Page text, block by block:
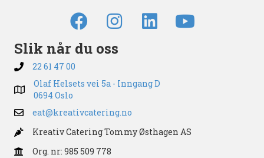
Slik når du oss
22 61 47 00
Olaf Helsets vei 5a - Inngang D
0694 Oslo
eat@kreativcatering.no
Kreativ Catering Tommy Østhagen AS
Org. nr: 985 509 778